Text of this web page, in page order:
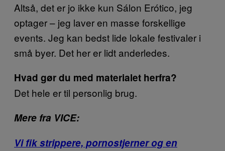
Altså, det er jo ikke kun Sálon Erótico, jeg
optager – jeg laver en masse forskellige
events. Jeg kan bedst lide lokale festivaler i
små byer. Det her er lidt anderledes.
Hvad gør du med materialet herfra?
Det hele er til personlig brug.
Mere fra VICE:
Vi fik strippere, pornostjerner og en